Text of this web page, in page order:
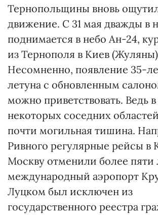
Тернопольщины вновь
движение. С 31 мая дважды в
поднимается в небо Ан-24,
из Тернополя в Киев
Несомненно, появление 35-
летуна с обновленным
можно приветствовать. Ведь
некоторых соседних
почти могильная тишина.
Ривного регулярные рейсы в
Москву отменили более пяти
международный аэропорт
Луцком был исключен из
государственного реестра